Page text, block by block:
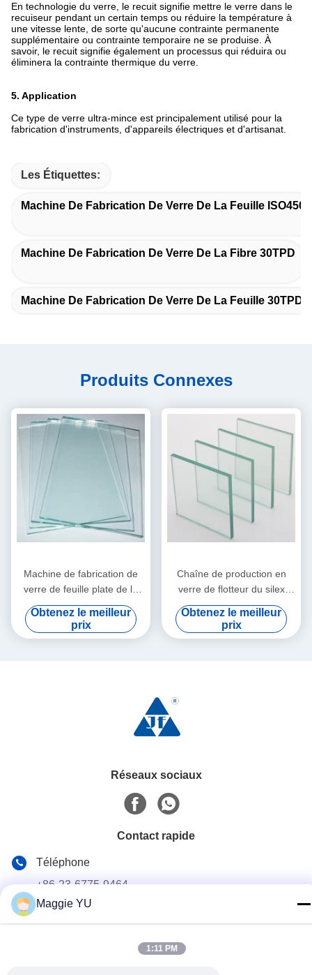
En technologie du verre, le recuit signifie mettre le verre dans le
recuiseur pendant un certain temps ou réduire la température à
une vitesse lente, de sorte qu'aucune contrainte permanente
supplémentaire ou contrainte temporaire ne se produise. À
savoir, le recuit signifie également un processus qui réduira ou
éliminera la contrainte thermique du verre.
5. Application
Ce type de verre ultra-mince est principalement utilisé pour la
fabrication d'instruments, d'appareils électriques et d'artisanat.
Les Étiquettes:
Machine De Fabrication De Verre De La Feuille
Machine De Fabrication De Verre De La Fibre 30TPD
Machine De Fabrication De Verre De La Feuille 30TPD
Produits Connexes
Machine de fabrication de
verre de feuille plate de la
fenêtre ISO45001 50 TPD
Obtenez le meilleur
prix
Chaîne de production en
verre de flotteur du silex
ISO45001 10mm
Obtenez le meilleur
prix
Réseaux sociaux
Contact rapide
Téléphone
+86-23-6775-9464
E-mail
Maggie YU
1:11 PM